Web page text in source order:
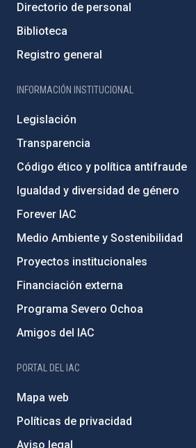
Directorio de personal
Biblioteca
Registro general
INFORMACIÓN INSTITUCIONAL
Legislación
Transparencia
Código ético y política antifraude
Igualdad y diversidad de género
Forever IAC
Medio Ambiente y Sostenibilidad
Proyectos institucionales
Financiación externa
Programa Severo Ochoa
Amigos del IAC
PORTAL DEL IAC
Mapa web
Políticas de privacidad
Aviso legal